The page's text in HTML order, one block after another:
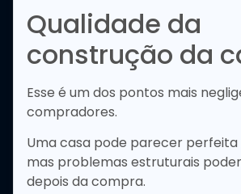
Qualidade da
construção da
Esse é um dos pontos mais
compradores.
Uma casa pode parecer perfeita
mas problemas estruturais
depois da compra.